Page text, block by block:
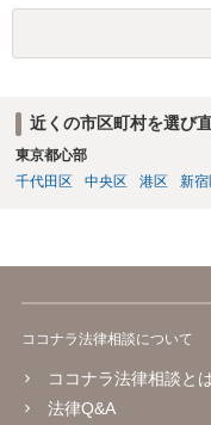
ちで、事務所内の証拠を
る程度証拠が事務所にあ
ん）。
近くの市区町村を選び
東京都心部
千代田区
中央区 港区 新宿
ココナラ法律相談について
ココナラ法律相談と
法律Q&A